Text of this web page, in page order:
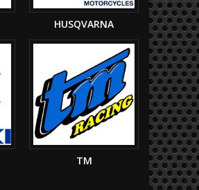
HUSQVARNA
TM